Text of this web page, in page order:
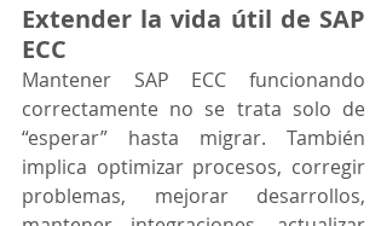
Extender la vida útil de SAP
ECC
Mantener SAP ECC funcionando
correctamente no se trata solo de
“esperar” hasta migrar. También
implica optimizar procesos, corregir
problemas, mejorar desarrollos,